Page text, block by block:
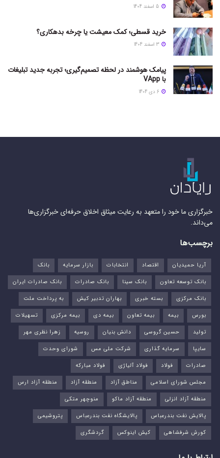
خرید قسطی؛ کمک معیشت یا چرخه بدهکاری؟
پیامک هوشمند در لحظه تصمیم‌گیری؛ تجربه جدید تبلیغات
با VApp
خبرگزاری ما خود را متعهد به رعایت میثاق اخلاق حرفه‌ای خبرگزاری‌ها
می‌داند.
برچسب‌ها
آریا حمیدیان اقتصاد انتخابات بازار سرمایه
بانک
بانک توسعه تعاون
بانک سینا بانک صادرات
بانک صادرات ایران
بانک مرکزی
بسته خبری بهاران تدبیر کیش
به پرداخت ملت
بورس‌
بیمه بیمه تعاون بیمه دی بیمه مرکزی
تسهیلات
تولید
حسین گروسی دانش بنیان روسیه
زهرا نظری مهر
سایپا
سرمایه گذاری شرکت ملی مس
شورای وحدت
صادرات
فولاد فولاد آلیاژی
فولاد مبارکه
مجلس شورای اسلامی
مناطق آزاد منطقه آزاد
منطقه آزاد ارس
منطقه آزاد انزلی
منطقه آزاد ماکو
منوچهر متکی
پالایش نفت بندرعباس
پالایشگاه نفت بندرعباس
پتروشیمی
کورش شرفشاهی
کیش اینوکس گردشگری